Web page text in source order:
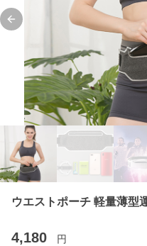
Previous slide
ウエストポーチ 軽量薄型
4,180 円